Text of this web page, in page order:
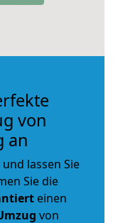
von
an
lassen Sie
Sie die
einen
von